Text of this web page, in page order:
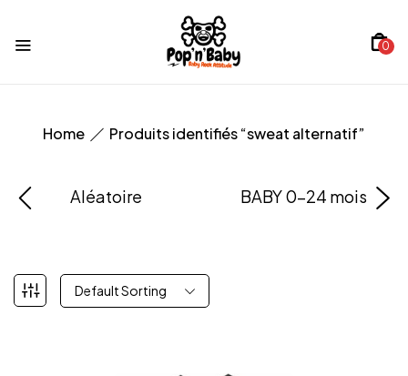
0
Home Produits identifiés “sweat alternatif”
Aléatoire BABY 0-24 mois
Default Sorting